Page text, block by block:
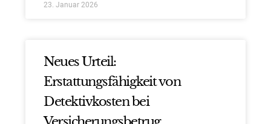
23. Januar 2026
Neues Urteil:
Erstattungsfähigkeit von
Detektivkosten bei
Herzlich Willkommen bei der
APEX DETEKTEI
Wir und unsere Partner setzen Cookies und Tracking-Technologien ein.
Einige Cookies und Datenverarbeitungen sind technisch notwendig,
andere helfen unser Angebot zu verbessern.
Die Verarbeitungszwecke sind: personalisierte Anzeigen mit